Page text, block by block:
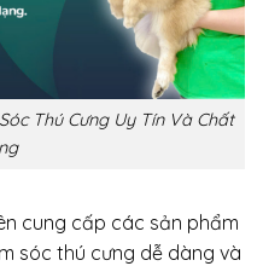
Thú Cưng Uy Tín Và Chất
cung cấp các sản phẩm
sóc thú cưng dễ dàng và